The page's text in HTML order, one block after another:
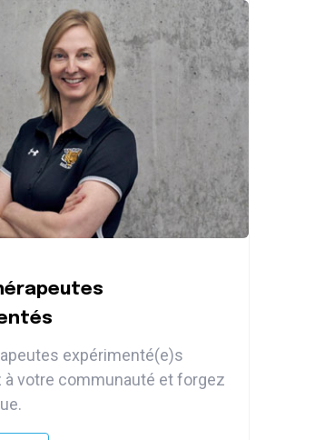
expérimenté(e)s
à votre communauté et forgez